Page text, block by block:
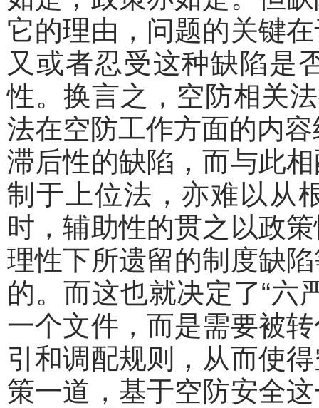
它的理由，问题的关键
又或者忍受这种缺陷是
性。换言之，空防相关
法在空防工作方面的内
滞后性的缺陷，而与此
制于上位法，亦难以从
时，辅助性的贯之以政
理性下所遗留的制度缺
的。而这也就决定了“六
一个文件，而是需要被
引和调配规则，从而使
策一道，基于空防安全